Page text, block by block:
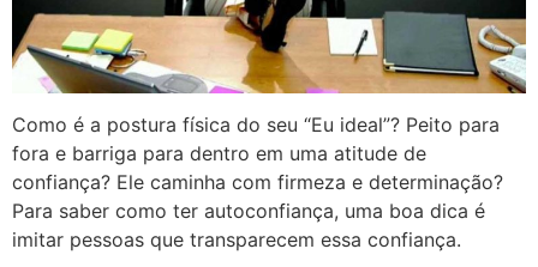
Como é a postura física do seu “Eu ideal”? Peito para
fora e barriga para dentro em uma atitude de
confiança? Ele caminha com firmeza e determinação?
Para saber como ter autoconfiança, uma boa dica é
imitar pessoas que transparecem essa confiança.